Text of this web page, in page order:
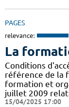
PAGES
relevance:
La
Conditions
référence de la
formation et
juillet 2009
15/04/2025 17:00